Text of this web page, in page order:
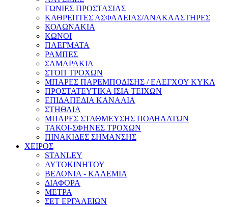
ΓΩΝΙΕΣ ΠΡΟΣΤΑΣΙΑΣ
ΚΑΘΡΕΠΤΕΣ ΑΣΦΑΛΕΙΑΣ/ΑΝΑΚΛΑΣΤΗΡΕΣ
ΚΟΛΩΝΑΚΙΑ
ΚΩΝΟΙ
ΠΛΕΓΜΑΤΑ
ΡΑΜΠΕΣ
ΣΑΜΑΡΑΚΙΑ
ΣΤΟΠ ΤΡΟΧΩΝ
ΜΠΑΡΕΣ ΠΑΡΕΜΠΟΔΙΣΗΣ / ΕΛΕΓΧΟΥ ΚΥΚΛ
ΠΡΟΣΤΑΤΕΥΤΙΚΑ ΙΣΙΑ ΤΕΙΧΩΝ
ΕΠΙΔΑΠΕΔΙΑ ΚΑΝΑΛΙΑ
ΣΤΗΘΑΙΑ
ΜΠΑΡΕΣ ΣΤΑΘΜΕΥΣΗΣ ΠΟΔΗΛΑΤΩΝ
ΤΑΚΟΙ-ΣΦΗΝΕΣ ΤΡΟΧΩΝ
ΠΙΝΑΚΙΔΕΣ ΣΗΜΑΝΣΗΣ
ΧΕΙΡΟΣ
STANLEY
ΑΥΤΟΚΙΝΗΤΟΥ
ΒΕΛΟΝΙΑ - ΚΑΛΕΜΙΑ
ΔΙΑΦΟΡΑ
ΜΕΤΡΑ
ΣΕΤ ΕΡΓΑΛΕΙΩΝ